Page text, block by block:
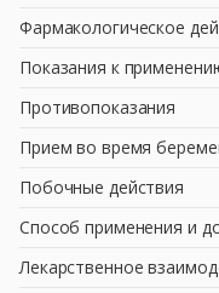
Фармакологическое
Показания к
Противопоказания
Прием во время
Побочные действия
Способ применения и
Лекарственное